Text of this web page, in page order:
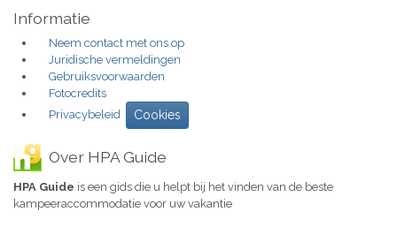
Informatie
Neem contact met ons op
Juridische vermeldingen
Gebruiksvoorwaarden
Fotocredits
Privacybeleid
Cookies
Over HPA Guide
HPA Guide is een gids die u helpt bij het vinden van de beste
kampeeraccommodatie voor uw vakantie